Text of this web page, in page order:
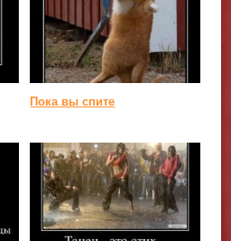
Пока вы спите